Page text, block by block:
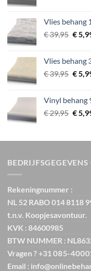
€
Vlies behang
€39,95
€
€
Vlies behang
€39,95
€
€
Vinyl behang
€29,95
€
€
Rekeningnummer :
NL 52 RABO 014 8118
t.n.v. Koopjesavontuur.
KVK : 84600985
BTW NUMMER :
Vragen ? +31 085-
Email :